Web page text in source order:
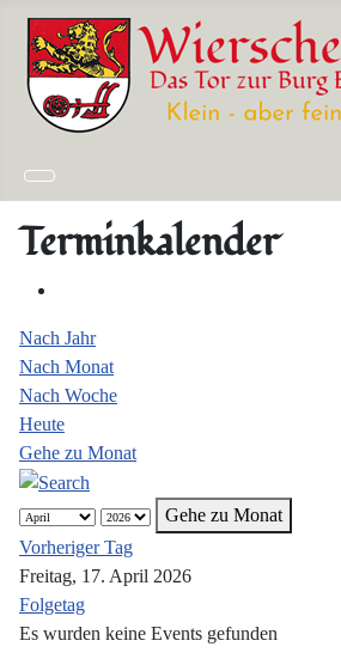
Terminkalender
Nach Jahr
Nach Monat
Nach Woche
Heute
Gehe zu Monat
Gehe zu Monat
Vorheriger Tag
Freitag, 17. April 2026
Folgetag
Es wurden keine Events gefunden